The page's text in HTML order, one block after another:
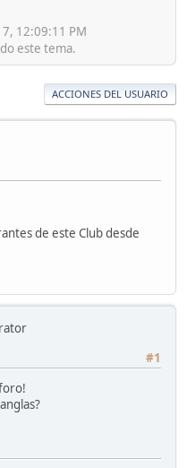
12:09:11 PM
este tema.
ACCIONES DEL USUARIO
de este Club desde
#1